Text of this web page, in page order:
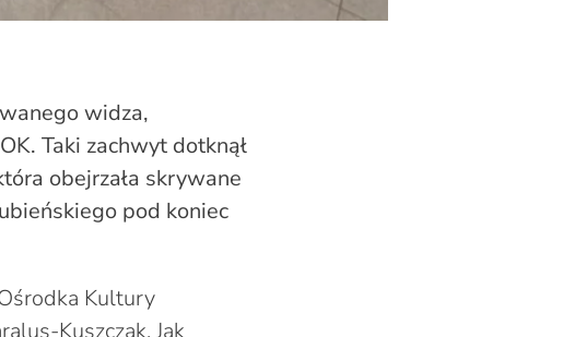
widza,
Taki zachwyt dotknął
obejrzała skrywane
pod koniec
Kultury